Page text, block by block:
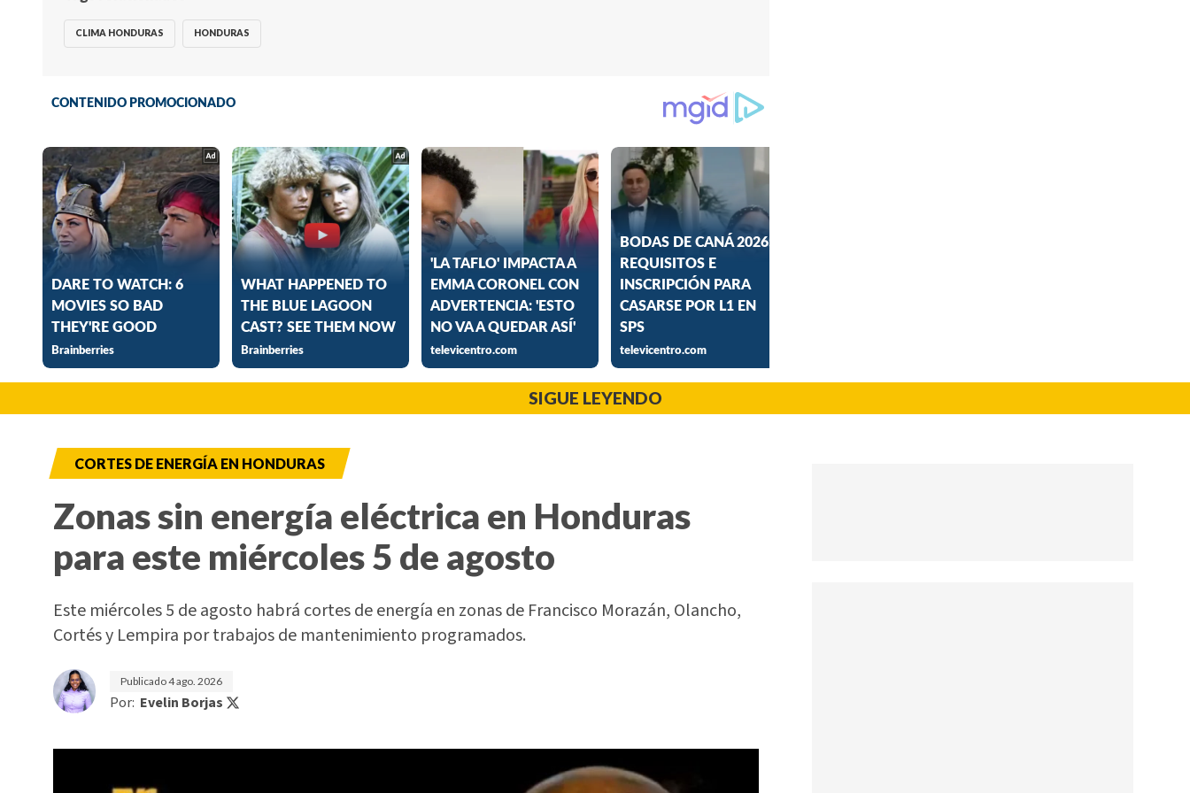
CLIMA HONDURAS HONDURAS
SIGUE LEYENDO
CORTES DE ENERGÍA EN HONDURAS
Zonas sin energía eléctrica en Honduras
para este miércoles 5 de agosto
Este miércoles 5 de agosto habrá cortes de energía en zonas de Francisco Morazán, Olancho,
Cortés y Lempira por trabajos de mantenimiento programados.
Publicado4 ago. 2026
Por: Evelin Borjas